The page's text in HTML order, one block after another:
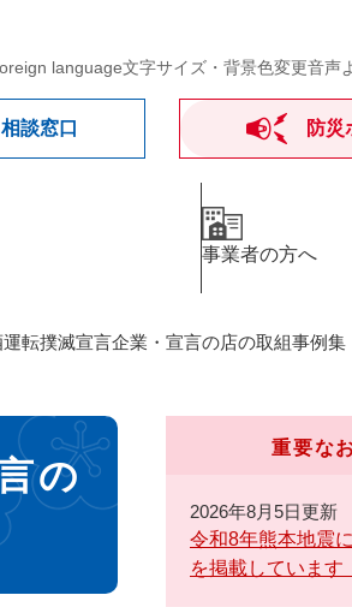
language文字サイズ・背景色変更音声
相談窓口 防災
事業者の方へ
転撲滅宣言企業・宣言の店の取組事例集
の
重要な
2026年8月5日更新
令和8年熊本地震
を掲載しています